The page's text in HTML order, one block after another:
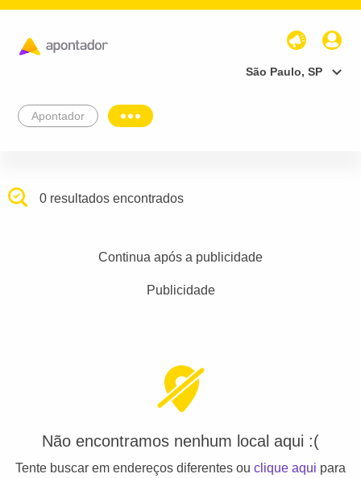
São Paulo, SP
Apontador
0 resultados encontrados
Continua após a publicidade
Publicidade
Não encontramos nenhum local aqui :(
Tente buscar em endereços diferentes ou clique aqui para